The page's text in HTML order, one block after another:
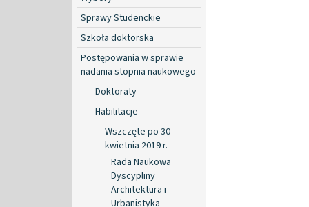
Sprawy Studenckie
Szkoła doktorska
Postępowania w sprawie
nadania stopnia naukowego
Doktoraty
Habilitacje
Wszczęte po 30
kwietnia 2019 r.
Rada Naukowa
Dyscypliny
Architektura i
Urbanistyka